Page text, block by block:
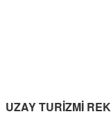
UZAY TURİZMİ